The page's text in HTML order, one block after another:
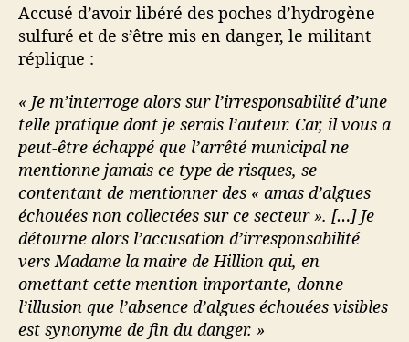
Accusé d’avoir libéré des poches d’hydrogène
sulfuré et de s’être mis en danger, le militant
réplique :
« Je m’interroge alors sur l’irresponsabilité d’une
telle pratique dont je serais l’auteur. Car, il vous a
peut-être échappé que l’arrêté municipal ne
mentionne jamais ce type de risques, se
contentant de mentionner des « amas d’algues
échouées non collectées sur ce secteur ». […] Je
détourne alors l’accusation d’irresponsabilité
vers Madame la maire de Hillion qui, en
omettant cette mention importante, donne
l’illusion que l’absence d’algues échouées visibles
est synonyme de fin du danger. »